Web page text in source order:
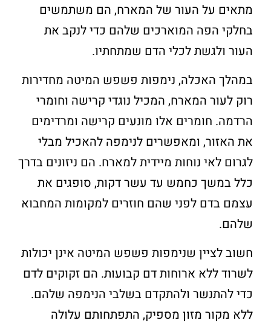
מתאים על העור של המארח, הם משתמשים
בחלקי הפה המוארכים שלהם כדי לנקב את
העור ולגשת לכלי הדם שמתחתיו.
במהלך האכלה, נימפות פשפש המיטה מחדירות
רוק לעור המארח, המכיל נוגדי קרישה וחומרי
הרדמה. חומרים אלו מונעים קרישה ומרדימים
את האזור, ומאפשרים לנימפה להאכיל מבלי
לגרום לאי נוחות מיידית למארח. הם ניזונים בדרך
כלל במשך כחמש עד עשר דקות, סופגים את
עצמם בדם לפני שהם חוזרים למקומות המחבוא
שלהם.
חשוב לציין שנימפות פשפש המיטה אינן יכולות
לשרוד ללא ארוחות דם קבועות. הם זקוקים לדם
כדי להתנשר ולהתקדם בשלבי הנימפה שלהם.
ללא מקור מזון מספיק, התפתחותם עלולה